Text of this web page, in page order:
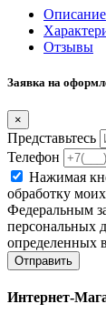
Описание
Отзывы
Заявка на
×
Представьтесь
Телефон
Нажимая
обработку
Федеральным
персональных
определенных
Отправить
Интернет-